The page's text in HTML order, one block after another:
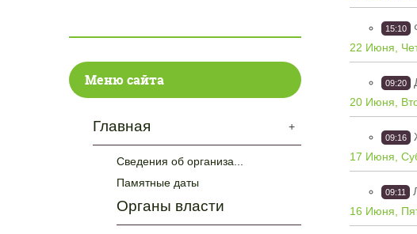
15:10
22 Июня,
09:20
20 Июня,
09:16
17 Июня,
09:11
16 Июня,
Меню сайта
+
Главная
Сведения об организа...
Памятные даты
Органы власти